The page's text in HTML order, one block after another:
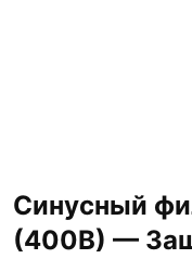
Синусный
(400В) —